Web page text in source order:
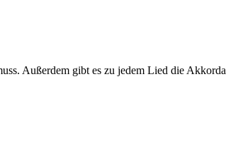
Außerdem gibt es zu jedem Lied die